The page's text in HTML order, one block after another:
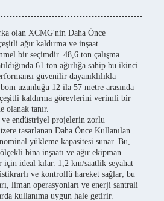
olan XCMG'nin Daha Önce
ağır kaldırma ve inşaat
bir seçimdir. 48,6 ton çalışma
61 ton ağırlığa sahip bu ikinci
güvenilir dayanıklılıkla
uzunluğu 12 ila 57 metre arasında
kaldırma görevlerini verimli bir
olanak tanır.
ve endüstriyel projelerin zorlu
tasarlanan Daha Önce Kullanılan
yükleme kapasitesi sunar. Bu,
bina inşaatı ve ağır ekipman
ideal kılar. 1,2 km/saatlik seyahat
ve kontrollü hareket sağlar; bu
liman operasyonları ve enerji santrali
kullanıma uygun hale getirir.